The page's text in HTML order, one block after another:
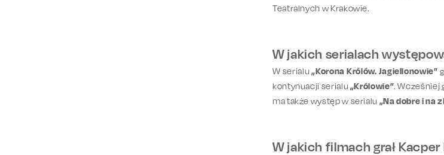
Teatralnych w Krakowie.
W jakich serialach
W serialu„Korona Królów. Jagiellonowie”
kontynuacji serialu „Królowie”. Wcześniej
ma także występ w serialu „Na dobre i na
W jakich filmach grał